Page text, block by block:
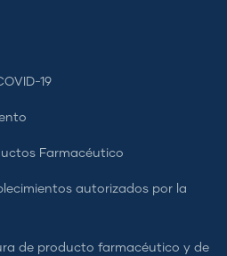
19
Farmacéutico
autorizados por la
de producto farmacéutico y de